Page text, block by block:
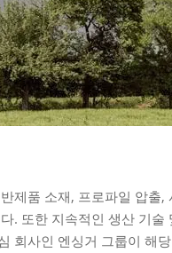
제품 소재, 프로파일 압출,
. 또한 지속적인 생산 기술
회사인 엔싱거 그룹이 해